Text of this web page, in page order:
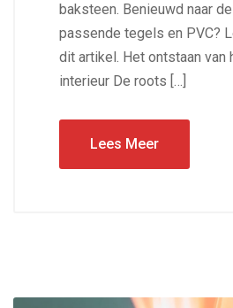
baksteen. Benieuwd naar
passende tegels en PVC?
dit artikel. Het ontstaan van
interieur De roots […]
Lees Meer